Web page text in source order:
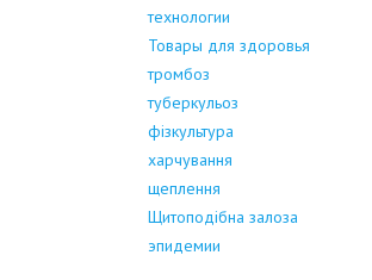
технологии
Товары для здоровья
тромбоз
туберкульоз
фізкультура
харчування
щеплення
Щитоподібна залоза
эпидемии